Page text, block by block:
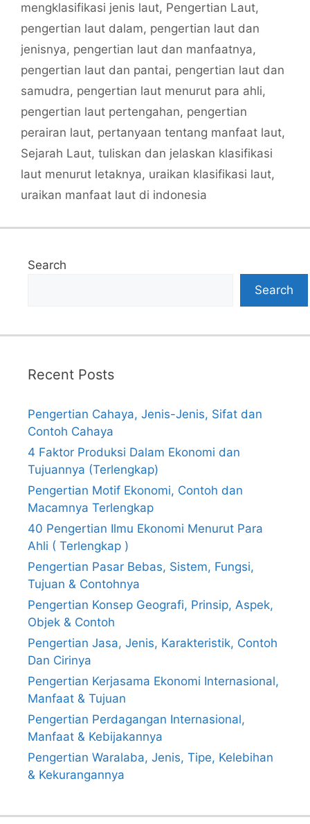
mengklasifikasi jenis laut, Pengertian Laut,
pengertian laut dalam, pengertian laut dan
jenisnya, pengertian laut dan manfaatnya,
pengertian laut dan pantai, pengertian laut dan
samudra, pengertian laut menurut para ahli,
pengertian laut pertengahan, pengertian
perairan laut, pertanyaan tentang manfaat laut,
Sejarah Laut, tuliskan dan jelaskan klasifikasi
laut menurut letaknya, uraikan klasifikasi laut,
uraikan manfaat laut di indonesia
Search
Search
Recent Posts
Pengertian Cahaya, Jenis-Jenis, Sifat dan
Contoh Cahaya
4 Faktor Produksi Dalam Ekonomi dan
Tujuannya (Terlengkap)
Pengertian Motif Ekonomi, Contoh dan
Macamnya Terlengkap
40 Pengertian Ilmu Ekonomi Menurut Para
Ahli ( Terlengkap )
Pengertian Pasar Bebas, Sistem, Fungsi,
Tujuan & Contohnya
Pengertian Konsep Geografi, Prinsip, Aspek,
Objek & Contoh
Pengertian Jasa, Jenis, Karakteristik, Contoh
Dan Cirinya
Pengertian Kerjasama Ekonomi Internasional,
Manfaat & Tujuan
Pengertian Perdagangan Internasional,
Manfaat & Kebijakannya
Pengertian Waralaba, Jenis, Tipe, Kelebihan
& Kekurangannya